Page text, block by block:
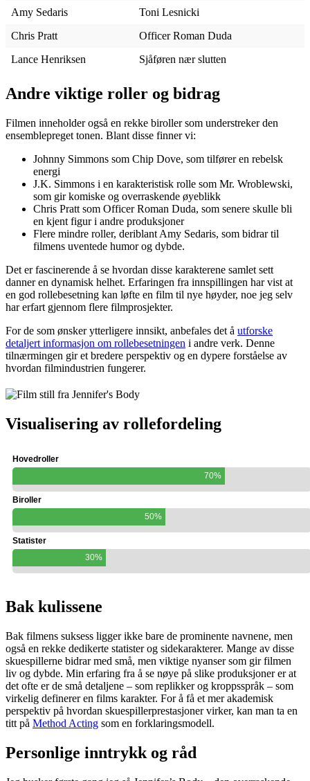
Amy Sedaris
Toni Lesnicki
Chris Pratt
Officer Roman Duda
Lance Henriksen
Sjåføren nær slutten
Andre viktige roller og bidrag
Filmen inneholder også en rekke biroller som understreker den
ensemblepreget tonen. Blant disse finner vi:
Johnny Simmons som Chip Dove, som tilfører en rebelsk
energi
J.K. Simmons i en karakteristisk rolle som Mr. Wroblewski,
som gir komiske og overraskende øyeblikk
Chris Pratt som Officer Roman Duda, som senere skulle bli
en kjent figur i andre produksjoner
Flere mindre roller, deriblant Amy Sedaris, som bidrar til
filmens uventede humor og dybde.
Det er fascinerende å se hvordan disse karakterene samlet sett
danner en dynamisk helhet. Erfaringen fra innspillingen har vist at
en god rollebesetning kan løfte en film til nye høyder, noe jeg selv
har erfart gjennom flere filmprosjekter.
For de som ønsker ytterligere innsikt, anbefales det å utforske
detaljert informasjon om rollebesetningen i andre verk. Denne
tilnærmingen gir et bredere perspektiv og en dypere forståelse av
hvordan filmindustrien fungerer.
Visualisering av rollefordeling
Hovedroller
70%
Biroller
50%
Statister
30%
Bak kulissene
Bak filmens suksess ligger ikke bare de prominente navnene, men
også en rekke dedikerte statister og sidekarakterer. Mange av disse
skuespillerne bidrar med små, men viktige nyanser som gir filmen
liv og dybde. Min erfaring fra å se nøye på slike produksjoner er at
det ofte er de små detaljene – som replikker og kroppsspråk – som
virkelig definerer en films karakter. For å få et mer akademisk
perspektiv på hvordan skuespillerprestasjoner virker, kan man ta en
titt på Method Acting som en forklaringsmodell.
Personlige inntrykk og råd